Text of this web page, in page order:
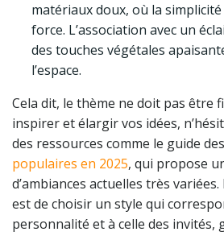
matériaux doux, où la
force. L’association avec un
des touches végétales
l’espace.
Cela dit, le thème ne doit pas être
inspirer et élargir vos idées,
des ressources comme le guide des
populaires en 2025, qui propose
d’ambiances actuelles très
est de choisir un style qui
personnalité et à celle des invités,